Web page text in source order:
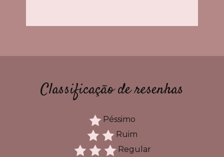
Classificação de resenhas
Péssimo
Ruim
Regular